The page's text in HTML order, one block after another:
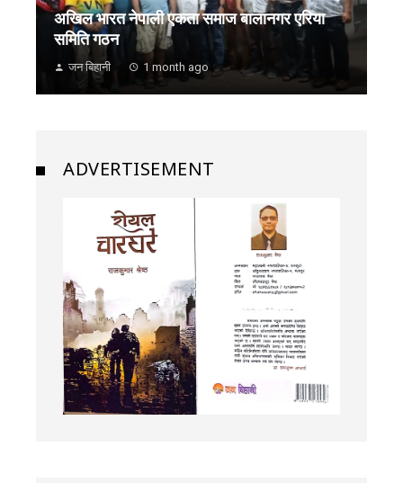
अखिल भारत नेपाली एकता समाज बालानगर एरिया
समिति गठन
जन बिहानी 1 month ago
ADVERTISEMENT